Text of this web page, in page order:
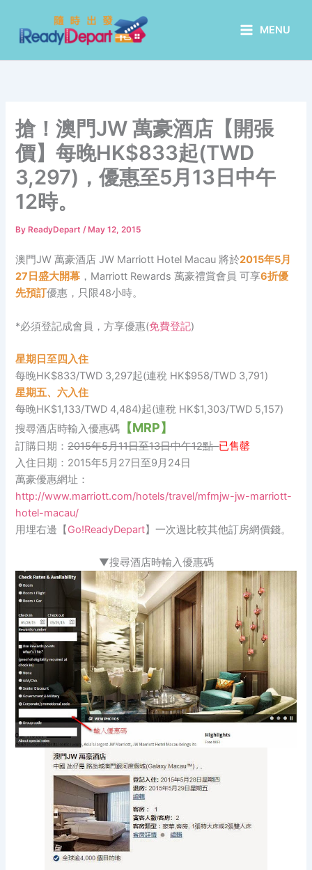
content
MENU
搶！澳門JW 萬豪酒店【開張
價】每晚HK$833起(TWD
3,297)，優惠至5月13日中午
12時。
By ReadyDepart/ May 12, 2015
澳門JW 萬豪酒店 JW Marriott Hotel Macau 將於2015年5月
27日盛大開幕 ，Marriott Rewards 萬豪禮賞會員 可享6折優
先預訂優惠，只限48小時。
*必須登記成會員，方享優惠(免費登記)
星期日至四入住
每晚HK$833/TWD 3,297起(連稅 HK$958/TWD 3,791)
星期五、六入住
每晚HK$1,133/TWD 4,484)起(連稅 HK$1,303/TWD 5,157)
搜尋酒店時輸入優惠碼
【MRP】
訂購日期：2015年5月11日至13日中午12點已售罄
入住日期：2015年5月27日至9月24日
萬豪優惠網址：
http://www.marriott.com/hotels/travel/mfmjw-jw-marriott-
hotel-macau/
用埋右邊【Go!ReadyDepart】一次過比較其他訂房網價錢。
▼搜尋酒店時輸入優惠碼